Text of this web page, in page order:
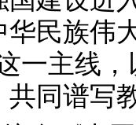
华民族伟
一主线
共同谱写